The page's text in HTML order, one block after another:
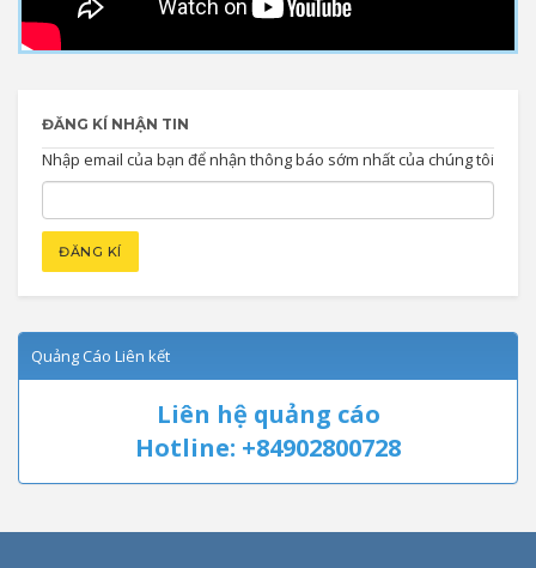
ĐĂNG KÍ NHẬN TIN
Nhập email của bạn để nhận thông báo sớm nhất của chúng tôi
Quảng Cáo Liên kết
Liên hệ quảng cáo
Hotline: +84902800728